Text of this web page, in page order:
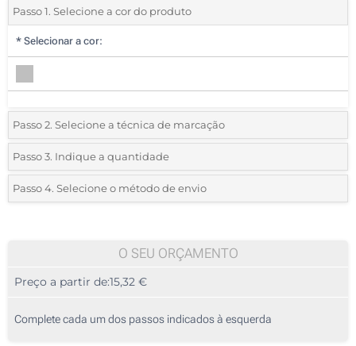
Passo 1. Selecione a cor do produto
* Selecionar a cor:
Passo 2. Selecione a técnica de marcação
*Selecione o tipo de marcação e as cores do logotipo:
1 Cor (Num lado)
Passo 3. Indique a quantidade
*Quantidade mínima:5
10
25
Passo 4. Selecione o método de envio
O SEU ORÇAMENTO
Preço a partir de:15,32 €
Complete cada um dos passos indicados à esquerda